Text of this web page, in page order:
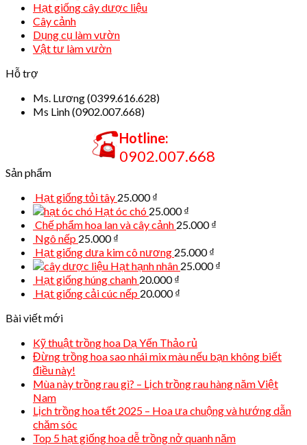
Hạt giống cây dược liệu
Cây cảnh
Dụng cụ làm vườn
Vật tư làm vườn
Hỗ trợ
Ms. Lương (0399.616.628)
Ms Linh (0902.007.668)
Hotline:
0902.007.668
Sản phẩm
Hạt giống tỏi tây 25.000₫
Hạt óc chó 25.000₫
Chế phẩm hoa lan và cây cảnh 25.000₫
Ngô nếp 25.000₫
Hạt giống dưa kim cô nương 25.000₫
Hạt hạnh nhân 25.000₫
Hạt giống húng chanh 20.000₫
Hạt giống cải cúc nếp 20.000₫
Bài viết mới
Kỹ thuật trồng hoa Dạ Yến Thảo rủ
Đừng trồng hoa sao nhái mix màu nếu bạn không biết
điều này!
Mùa này trồng rau gì? – Lịch trồng rau hàng năm Việt
Nam
Lịch trồng hoa tết 2025 – Hoa ưa chuộng và hướng dẫn
chăm sóc
Top 5 hạt giống hoa dễ trồng nở quanh năm